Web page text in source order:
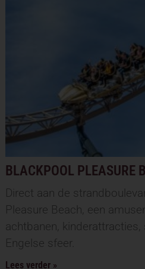
BLACKPOOL PLEASURE
Direct aan de
Pleasure Beach, een
achtbanen,
Engelse sfeer.
Lees verder »